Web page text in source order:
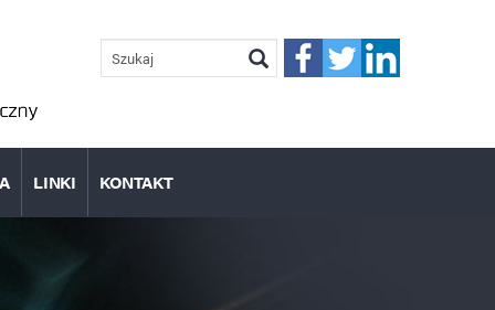
FORMULARZ
WYSZUKIWANIA
LINKI KONTAKT